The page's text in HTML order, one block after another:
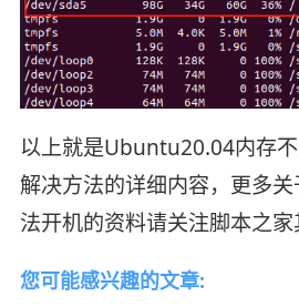
以上就是Ubuntu20.04内存
解决方法的详细内容，更多
法开机的资料请关注脚本之家
您可能感兴趣的文章: